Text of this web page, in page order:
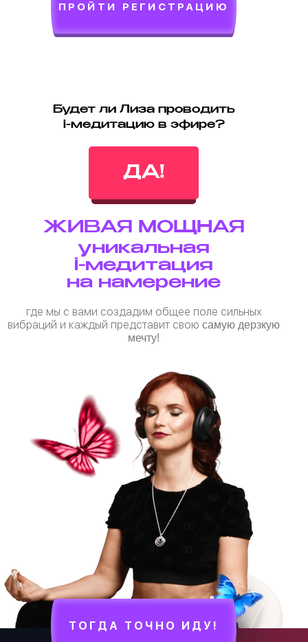
ПРОЙТИ РЕГИСТРАЦИЮ
Будет ли Лиза проводить
і-медитацию в эфире?
ДА!
ЖИВАЯ МОЩНАЯ
уникальная
і-медитация
на намерение
где мы с вами создадим общее поле сильных
вибраций и каждый представит свою самую дерзкую
мечту!
ТОГДА ТОЧНО ИДУ!